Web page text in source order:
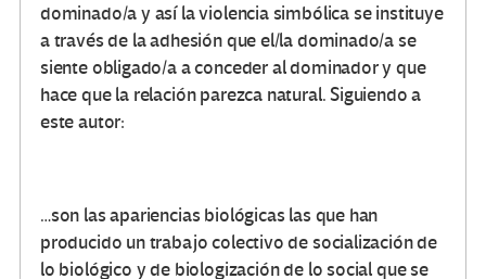
dominado/a y así la violencia simbólica se instituye
a través de la adhesión que el/la dominado/a se
siente obligado/a a conceder al dominador y que
hace que la relación parezca natural. Siguiendo a
este autor:
…son las apariencias biológicas las que han
producido un trabajo colectivo de socialización de
lo biológico y de biologización de lo social que se